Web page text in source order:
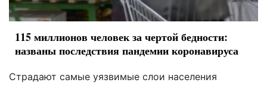
115 миллионов человек за чертой бедности:
названы последствия пандемии коронавируса
Страдают самые уязвимые слои населения